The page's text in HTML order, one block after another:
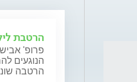
הרטבת
פרופ'
הנוגעים
הרטבה